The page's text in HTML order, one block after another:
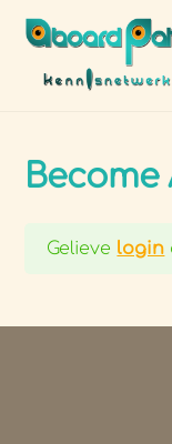
Skip
content
Become
Gelieve login